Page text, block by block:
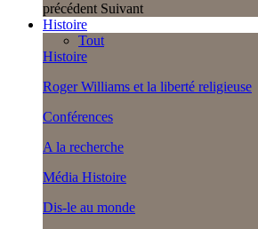
précédent Suivant
Histoire
Tout
Histoire
Roger Williams et la liberté religieuse
Conférences
A la recherche
Média Histoire
Dis-le au monde